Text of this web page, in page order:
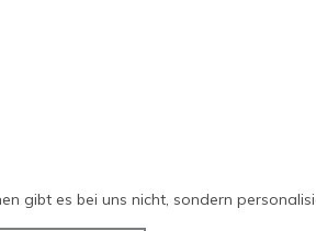
gibt es bei uns nicht, sondern